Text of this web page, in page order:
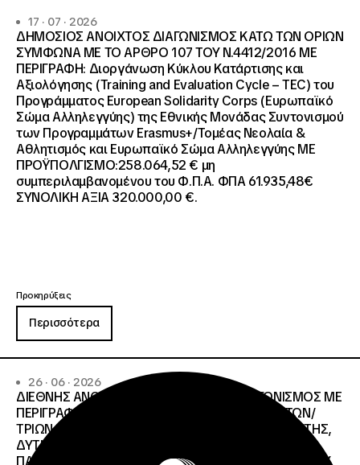
17 · 07 · 2026
ΔΗΜΟΣΙΟΣ ΑΝΟΙΧΤΟΣ ΔΙΑΓΩΝΙΣΜΟΣ ΚΑΤΩ ΤΩΝ ΟΡΙΩΝ
ΣΥΜΦΩΝΑ ΜΕ ΤΟ ΑΡΘΡΟ 107 ΤΟΥ Ν.4412/2016 ΜΕ
ΠΕΡΙΓΡΑΦΗ: Διοργάνωση Κύκλου Κατάρτισης και
Αξιολόγησης (Training and Evaluation Cycle – TEC) του
Προγράμματος European Solidarity Corps (Ευρωπαϊκό
Σώμα Αλληλεγγύης) της Εθνικής Μονάδας Συντονισμού
των Προγραμμάτων Erasmus+/Τομέας Νεολαία &
Αθλητισμός και Ευρωπαϊκό Σώμα Αλληλεγγύης ΜΕ
ΠΡΟΫΠΟΛΓΙΣΜΟ:258.064,52 € μη
συμπεριλαμβανομένου του Φ.Π.Α. ΦΠΑ 61.935,48€
ΣΥΝΟΛΙΚΗ ΑΞΙΑ 320.000,00 €.
Προκηρύξεις
Περισσότερα
26 · 06 · 2026
ΔΙΕΘΝΗΣ ΑΝΟΙΧΤΟΣ ΗΛΕΚΤΡΟΝΙΚΟΣ ΔΙΑΓΩΝΙΣΜΟΣ ΜΕ
ΠΕΡΙΓΡΑΦΗ:ΥΠΗΡΕΣΙΕΣ ΣΤΕΓΑΣΗΣ ΤΩΝ ΦΟΙΤΗΤΩΝ/
ΤΡΙΩΝ ΤΩΝ ΠΑΝΕΠΙΣΤΗΜΙΑΚΩΝ ΙΔΡΥΜΑΤΩΝ KΡΗΤΗΣ,
ΔΥΤΙΚΗΣ ΜΑΚΕΔΟΝΙΑΣ, ΔΗΜΟΚΡΙΤΕΙΟΥ
ΠΑΝΕΠΙΣΤΗΜΙΟΥ ΘΡΑΚΗΣ, ΕΛΛΗΝΙΚΟΥ ΜΕΣΟΓΕΙΑΚΟΥ